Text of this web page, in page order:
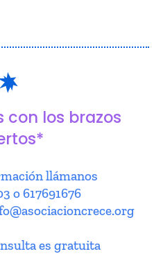
con los brazos
llámanos
o 617691676
es gratuita